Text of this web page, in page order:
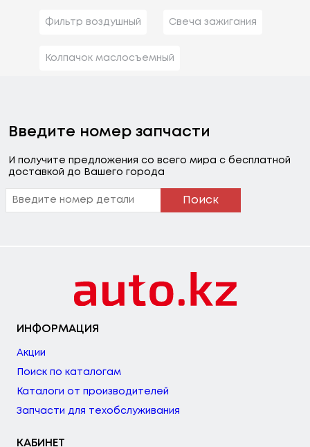
Фильтр воздушный Свеча зажигания
Колпачок маслосъемный
Введите номер запчасти
И получите предложения со всего мира с бесплатной
доставкой до Вашего города
Поиск
ИНФОРМАЦИЯ
Акции
Поиск по каталогам
Каталоги от производителей
Запчасти для техобслуживания
КАБИНЕТ